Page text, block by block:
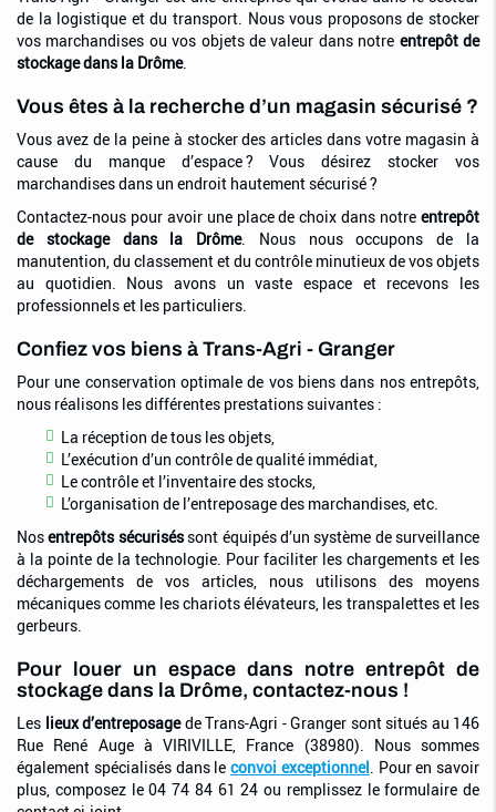
de la logistique et du transport. Nous vous proposons de stocker
vos marchandises ou vos objets de valeur dans notre entrepôt de
stockage dans la Drôme.
Vous êtes à la recherche d’un magasin sécurisé ?
Vous avez de la peine à stocker des articles dans votre magasin à
cause du manque d’espace ? Vous désirez stocker vos
marchandises dans un endroit hautement sécurisé ?
Contactez-nous pour avoir une place de choix dans notre entrepôt
de stockage dans la Drôme. Nous nous occupons de la
manutention, du classement et du contrôle minutieux de vos objets
au quotidien. Nous avons un vaste espace et recevons les
professionnels et les particuliers.
Confiez vos biens à Trans-Agri - Granger
Pour une conservation optimale de vos biens dans nos entrepôts,
nous réalisons les différentes prestations suivantes :
La réception de tous les objets,
L’exécution d’un contrôle de qualité immédiat,
Le contrôle et l’inventaire des stocks,
L’organisation de l’entreposage des marchandises, etc.
Nosentrepôts sécuriséssont équipés d’un système de surveillance
à la pointe de la technologie. Pour faciliter les chargements et les
déchargements de vos articles, nous utilisons des moyens
mécaniques comme les chariots élévateurs, les transpalettes et les
gerbeurs.
Pour louer un espace dans notre entrepôt de
stockage dans la Drôme, contactez-nous !
Les lieux d’entreposagede Trans-Agri - Granger sont situés au 146
Rue René Auge à VIRIVILLE, France (38980). Nous sommes
également spécialisés dans le convoi exceptionnel. Pour en savoir
plus, composez le 04 74 84 61 24 ou remplissez le formulaire de